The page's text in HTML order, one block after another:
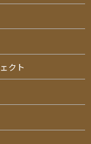
クト